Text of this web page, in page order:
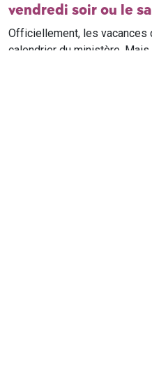
vendredi soir ou le
Officiellement, les
calendrier du ministère.